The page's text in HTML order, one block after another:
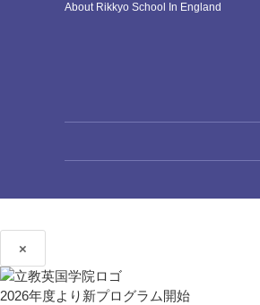
About Rikkyo School In England
×
2026年度より新プログラム開始